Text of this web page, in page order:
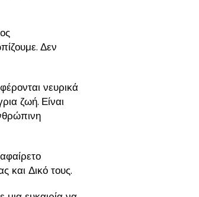
Δεν
νευρικά
ζωή. Είναι
και Δικό τους.